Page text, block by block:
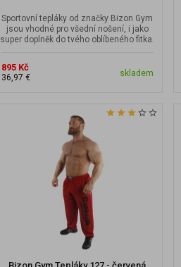
Sportovní tepláky od značky Bizon Gym
jsou vhodné pro všední nošení, i jako
super doplněk do tvého oblíbeného fitka.
895 Kč
36,97 € skladem